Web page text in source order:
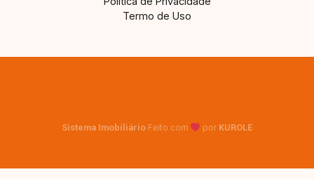
Termo de Uso
Sistema Imobiliário Feito com por KUROLE